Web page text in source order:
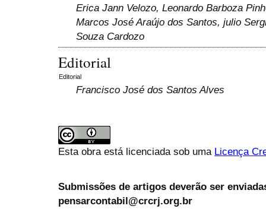
Erica Jann Velozo, Leonardo Barboza
Marcos José Araújo dos Santos, julio
Souza Cardozo
Editorial
Editorial
Francisco José dos Santos Alves
Esta obra está licenciada sob uma Licença
Submissões de artigos deverão ser
pensarcontabil@crcrj.org.br